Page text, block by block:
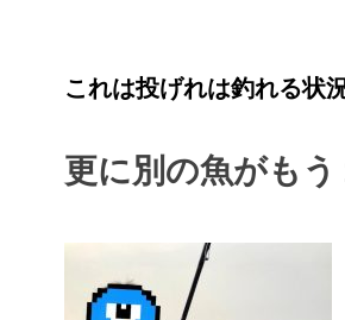
これは投げれは釣れる状
更に別の魚がもう